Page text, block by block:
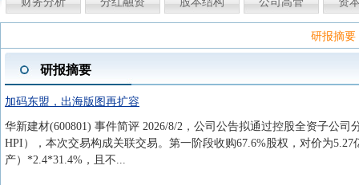
研报摘要
研报摘要
加码东盟，出海版图再扩容
华新建材(600801) 事件简评 2026/8/2，公司公告拟通过控股全资子公
HPI），本次交易构成关联交易。第一阶段收购67.6%股权，对价为
产）*2.4*31.4%，且不...